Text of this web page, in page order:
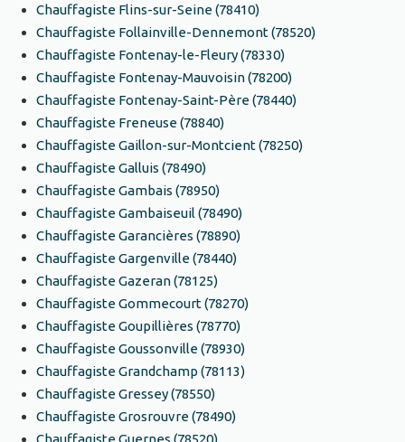
Chauffagiste Flins-sur-Seine (78410)
Chauffagiste Follainville-Dennemont (78520)
Chauffagiste Fontenay-le-Fleury (78330)
Chauffagiste Fontenay-Mauvoisin (78200)
Chauffagiste Fontenay-Saint-Père (78440)
Chauffagiste Freneuse (78840)
Chauffagiste Gaillon-sur-Montcient (78250)
Chauffagiste Galluis (78490)
Chauffagiste Gambais (78950)
Chauffagiste Gambaiseuil (78490)
Chauffagiste Garancières (78890)
Chauffagiste Gargenville (78440)
Chauffagiste Gazeran (78125)
Chauffagiste Gommecourt (78270)
Chauffagiste Goupillières (78770)
Chauffagiste Goussonville (78930)
Chauffagiste Grandchamp (78113)
Chauffagiste Gressey (78550)
Chauffagiste Grosrouvre (78490)
Chauffagiste Guernes (78520)